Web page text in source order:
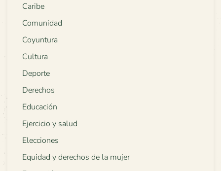
Caribe
Comunidad
Coyuntura
Cultura
Deporte
Derechos
Educación
Ejercicio y salud
Elecciones
Equidad y derechos de la mujer